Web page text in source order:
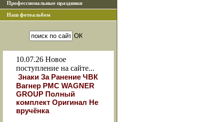
Профессиональные праздники
Наш фотоальбом
10.07.26 Новое
поступление на сайте...
Знаки За Ранение ЧВК
Вагнер РМС WAGNER
GROUP Полный
комплект Оригинал Не
вручёнка